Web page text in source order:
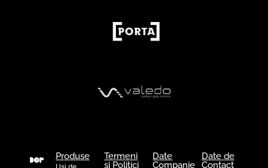
Produse
Termeni
și Politici
Date
Companie
Date de
Contact